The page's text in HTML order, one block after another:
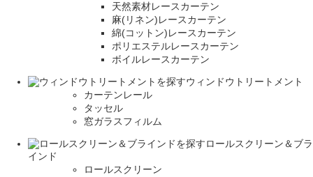
天然素材レースカーテン
麻(リネン)レースカーテン
綿(コットン)レースカーテン
ポリエステルレースカーテン
ボイルレースカーテン
ウィンドウトリートメント
カーテンレール
タッセル
窓ガラスフィルム
ロールスクリーン＆ブラ
インド
ロールスクリーン